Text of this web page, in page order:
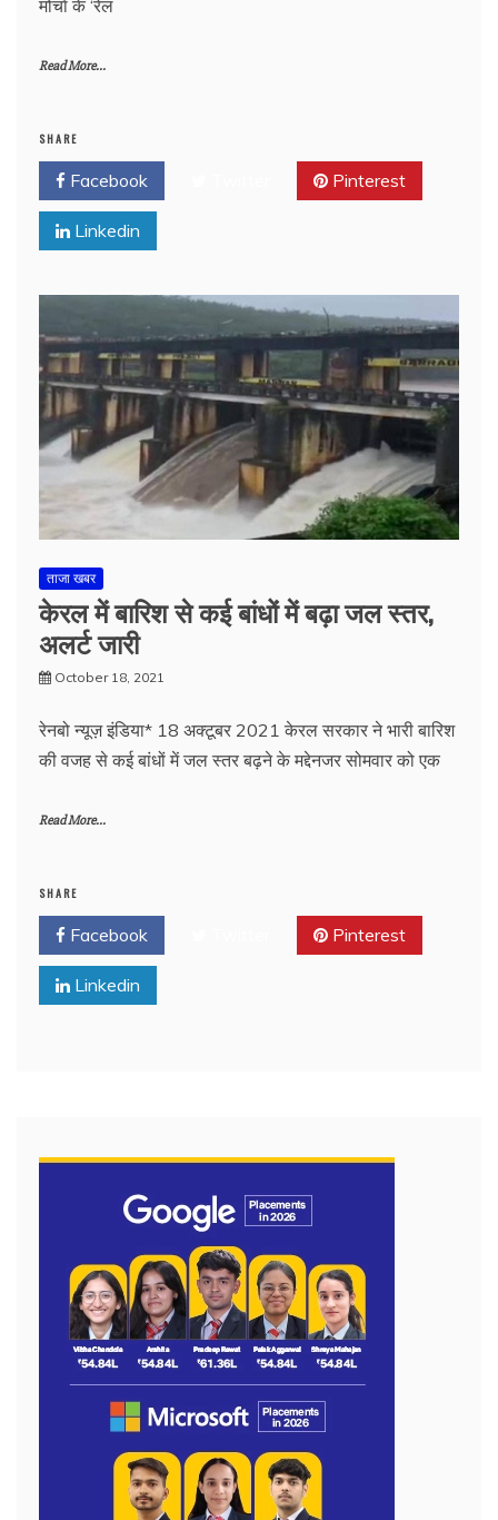
मोर्चा के ‘रेल
Read More...
SHARE
Facebook Pinterest
Linkedin
ताजा खबर
केरल में बारिश से कई बांधों में बढ़ा जल स्तर,
अलर्ट जारी
October 18, 2021
रेनबो न्यूज़ इंडिया* 18 अक्टूबर 2021 केरल सरकार ने भारी बारिश
की वजह से कई बांधों में जल स्तर बढ़ने के मद्देनजर सोमवार को एक
Read More...
SHARE
Facebook Pinterest
Linkedin